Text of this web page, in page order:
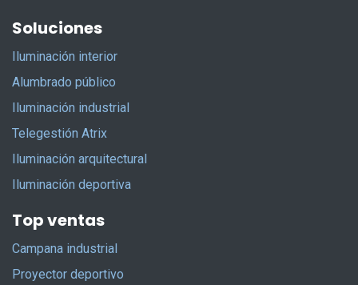
Soluciones
Iluminación interior
Alumbrado público
Iluminación industrial
Telegestión Atrix
Iluminación arquitectural
Iluminación deportiva
Top ventas
Campana industrial
Proyector deportivo